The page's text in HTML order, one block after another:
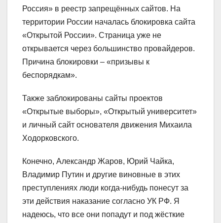
Россия» в реестр запрещённых сайтов. На
территории России началась блокировка сайта
«Открытой России». Страница уже не
открывается через большинство провайдеров.
Причина блокировки – «призывы к
беспорядкам».
Также заблокированы сайты проектов
«Открытые выборы», «Открытый университет»
и личный сайт основателя движения Михаила
Ходорковского.
Конечно, Александр Жаров, Юрий Чайка,
Владимир Путин и другие виновные в этих
преступлениях люди когда-нибудь понесут за
эти действия наказание согласно УК РФ. Я
надеюсь, что все они попадут и под жёсткие